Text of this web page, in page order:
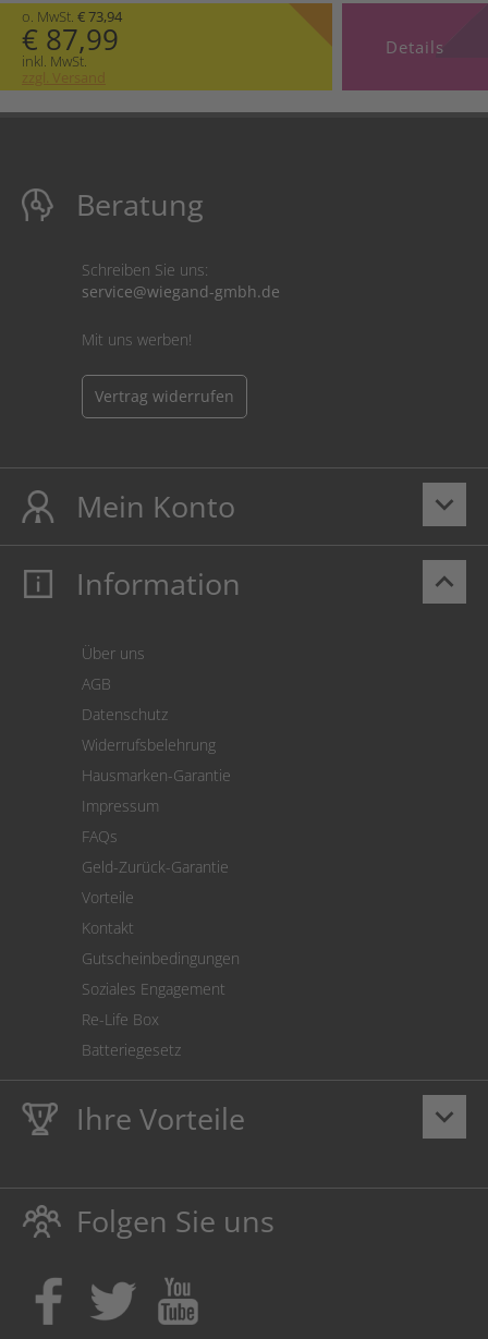
o. MwSt. € 73,94
€ 87,99
inkl. MwSt.
zzgl. Versand
Details
Beratung
Schreiben Sie uns:
service@wiegand-gmbh.de
Mit uns werben!
Vertrag widerrufen
keyboard_arrow_down
Mein Konto
Mein Konto
Cookie Einstellungen
keyboard_arrow_up
Information
Über uns
AGB
Datenschutz
Widerrufsbelehrung
Hausmarken-Garantie
Impressum
FAQs
Geld-Zurück-Garantie
Vorteile
Kontakt
Gutscheinbedingungen
Soziales Engagement
Re-Life Box
Batteriegesetz
keyboard_arrow_down
Ihre Vorteile
LebenslangeHausmarke Garantieauf Toner und Tinte
schützt auch Ihren Drucker.
Umweltfreundlich dadurch Abfallvermeidung.
Kaufen Sie Tinte & Toner ruhig da, wo Ihre Kinder einen
Ausbildungsplatz bekommen!
Folgen Sie uns